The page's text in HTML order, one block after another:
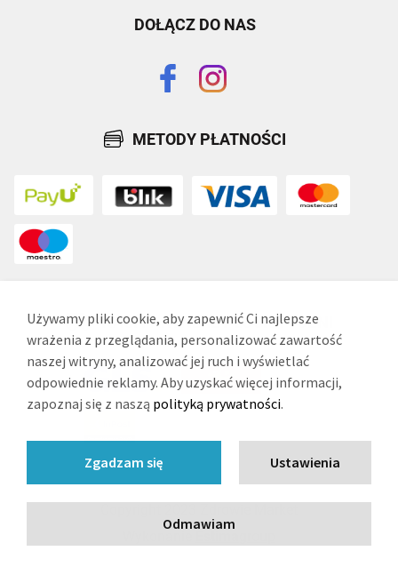
DOŁĄCZ DO NAS
METODY PŁATNOŚCI
NASI PARTNERZY LOGISTYCZNI
Używamy pliki cookie, aby zapewnić Ci najlepsze
wrażenia z przeglądania, personalizować zawartość
naszej witryny, analizować jej ruch i wyświetlać
odpowiednie reklamy. Aby uzyskać więcej informacji,
zapoznaj się z naszą polityką prywatności.
Zgadzam się Ustawienia
Odmawiam